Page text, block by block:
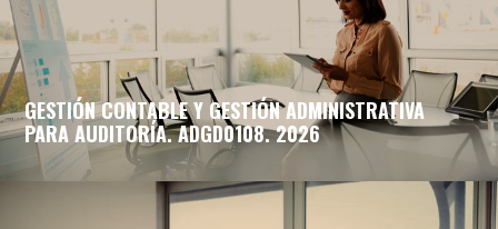
GESTIÓN CONTABLE Y GESTIÓN ADMINISTRATIVA
PARA AUDITORÍA. ADGD0108. 2026